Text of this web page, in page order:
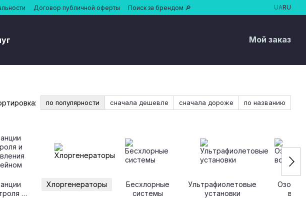
Договор публичной оферты Поиск за брендом 🔎 UARU
Мой заказ
по популярности сначала дешевле сначала дороже по названию
и
Хлоргенераторы
Бесхлорные
системы
Ультрафиолетовые
установки
воды